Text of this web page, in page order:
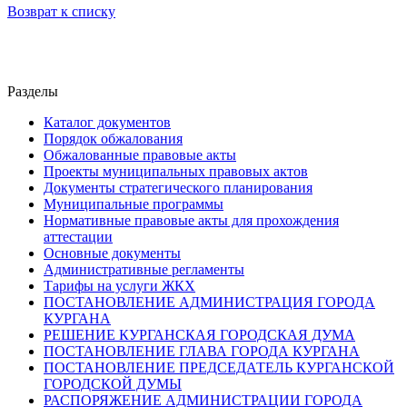
Возврат к списку
Разделы
Каталог документов
Порядок обжалования
Обжалованные правовые акты
Проекты муниципальных правовых актов
Документы стратегического планирования
Муниципальные программы
Нормативные правовые акты для прохождения
аттестации
Основные документы
Административные регламенты
Тарифы на услуги ЖКХ
ПОСТАНОВЛЕНИЕ АДМИНИСТРАЦИЯ ГОРОДА
КУРГАНА
РЕШЕНИЕ КУРГАНСКАЯ ГОРОДСКАЯ ДУМА
ПОСТАНОВЛЕНИЕ ГЛАВА ГОРОДА КУРГАНА
ПОСТАНОВЛЕНИЕ ПРЕДСЕДАТЕЛЬ КУРГАНСКОЙ
ГОРОДСКОЙ ДУМЫ
РАСПОРЯЖЕНИЕ АДМИНИСТРАЦИИ ГОРОДА